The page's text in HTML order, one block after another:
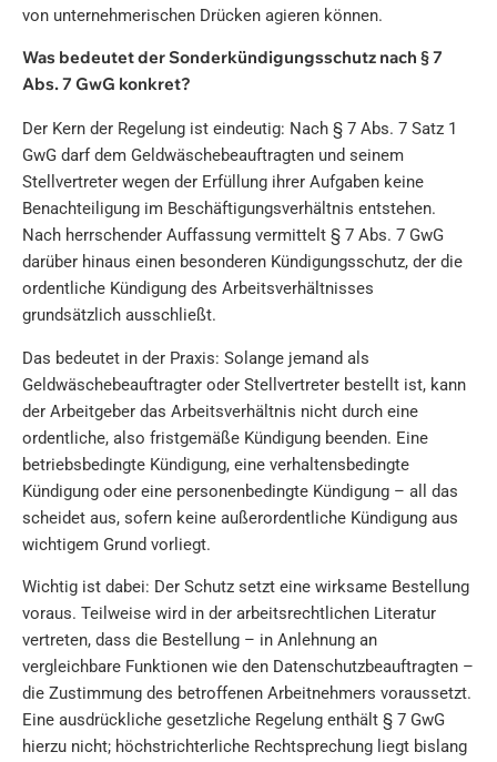
von unternehmerischen Drücken agieren können.
Was bedeutet der Sonderkündigungsschutz nach § 7
Abs. 7 GwG konkret?
Der Kern der Regelung ist eindeutig: Nach § 7 Abs. 7 Satz 1
GwG darf dem Geldwäschebeauftragten und seinem
Stellvertreter wegen der Erfüllung ihrer Aufgaben keine
Benachteiligung im Beschäftigungsverhältnis entstehen.
Nach herrschender Auffassung vermittelt § 7 Abs. 7 GwG
darüber hinaus einen besonderen Kündigungsschutz, der die
ordentliche Kündigung des Arbeitsverhältnisses
grundsätzlich ausschließt.
Das bedeutet in der Praxis: Solange jemand als
Geldwäschebeauftragter oder Stellvertreter bestellt ist, kann
der Arbeitgeber das Arbeitsverhältnis nicht durch eine
ordentliche, also fristgemäße Kündigung beenden. Eine
betriebsbedingte Kündigung, eine verhaltensbedingte
Kündigung oder eine personenbedingte Kündigung – all das
scheidet aus, sofern keine außerordentliche Kündigung aus
wichtigem Grund vorliegt.
Wichtig ist dabei: Der Schutz setzt eine wirksame Bestellung
voraus. Teilweise wird in der arbeitsrechtlichen Literatur
vertreten, dass die Bestellung – in Anlehnung an
vergleichbare Funktionen wie den Datenschutzbeauftragten –
die Zustimmung des betroffenen Arbeitnehmers voraussetzt.
Eine ausdrückliche gesetzliche Regelung enthält § 7 GwG
hierzu nicht; höchstrichterliche Rechtsprechung liegt bislang